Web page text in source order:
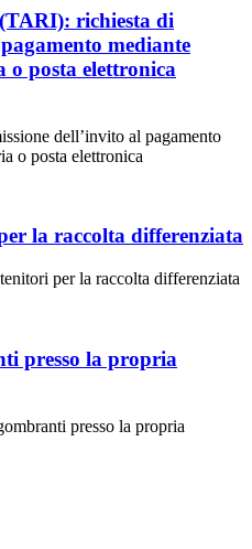
richiesta di
mediante
o posta elettronica
dell’invito al pagamento
o posta elettronica
la raccolta differenziata
per la raccolta differenziata
presso la propria
presso la propria